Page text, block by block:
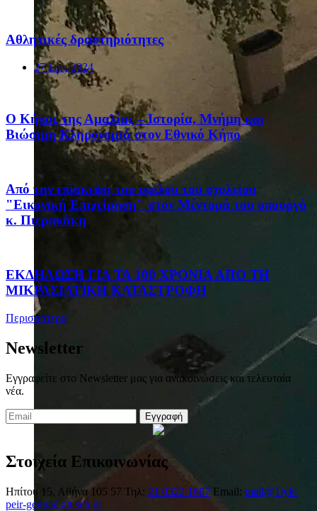
Αθλητικές δραστηριότητες
27 Σεπ, 2024
Ο Κήπος της Αμαλίας – Ιστορία, Μνήμη και
Βιώσιμη Κληρονομιά στον Εθνικό Κήπο
Από την επίσκεψη του ομίλου του σχολείου
"Εικονική Επιχείρηση" στον Μέντορά του υπουργό
κ. Πιερακάκη
ΕΚΔΗΛΩΣΗ ΓΙΑ ΤΑ 100 ΧΡΟΝΙΑ ΑΠΟ ΤΗ
ΜΙΚΡΑΣΙΑΤΙΚΗ ΚΑΤΑΣΤΡΟΦΗ
Περισσότερα
Newsletter
Εγγραφείτε στο Newsletter μας για ανακοινώσεις και τελευταία
νέα.
Εγγραφή
Στοιχεία Επικοινωνίας
Ηπίτου 15, Αθήνα 105 57 Τηλ: 21 0322 1687 Email: mail@1lyk-
peir-gennad.att.sch.gr